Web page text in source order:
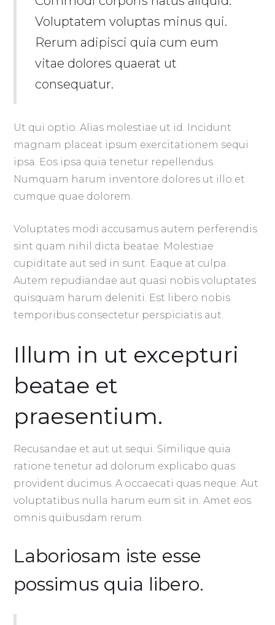
Voluptatem voluptas minus qui.
Rerum adipisci quia cum eum
vitae dolores quaerat ut
consequatur.
Ut qui optio. Alias molestiae ut id. Incidunt
magnam placeat ipsum exercitationem sequi
ipsa. Eos ipsa quia tenetur repellendus.
Numquam harum inventore dolores ut illo et
cumque quae dolorem.
Voluptates modi accusamus autem perferendis
sint quam nihil dicta beatae. Molestiae
cupiditate aut sed in sunt. Eaque at culpa.
Autem repudiandae aut quasi nobis voluptates
quisquam harum deleniti. Est libero nobis
temporibus consectetur perspiciatis aut.
Illum in ut excepturi
beatae et
praesentium.
Recusandae et aut ut sequi. Similique quia
ratione tenetur ad dolorum explicabo quas
provident ducimus. A occaecati quas neque. Aut
voluptatibus nulla harum eum sit in. Amet eos
omnis quibusdam rerum.
Laboriosam iste esse
possimus quia libero.